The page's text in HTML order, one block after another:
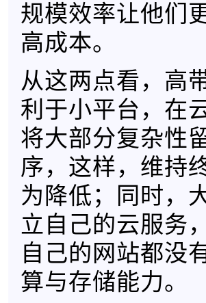
规模效率让他们
高成本。
从这两点看，高
利于小平台，在
将大部分复杂性
序，这样，维持
为降低；同时，
立自己的云服务
自己的网站都没
算与存储能力。